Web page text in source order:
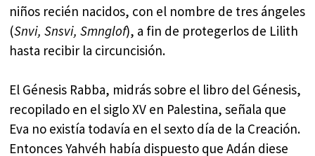
niños recién nacidos, con el nombre de tres ángeles
(Snvi, Snsvi, Smnglof), a fin de protegerlos de Lilith
hasta recibir la circuncisión.
El Génesis Rabba, midrás sobre el libro del Génesis,
recopilado en el siglo XV en Palestina, señala que
Eva no existía todavía en el sexto día de la Creación.
Entonces Yahvéh había dispuesto que Adán diese